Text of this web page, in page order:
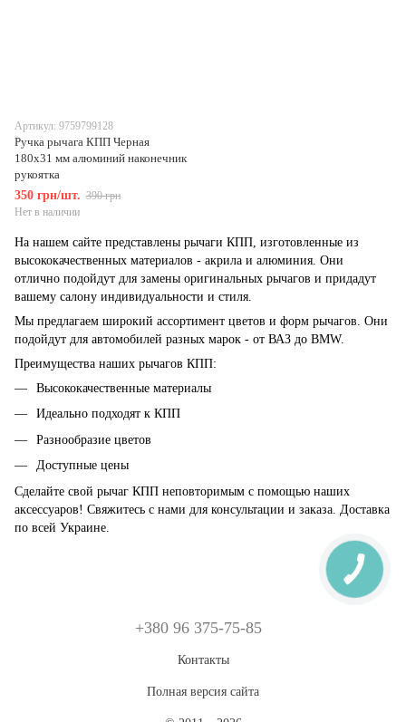
Артикул: 9759799128
Ручка рычага КПП Черная
180х31 мм алюминий наконечник
рукоятка
350 грн/шт. 390 грн
Нет в наличии
На нашем сайте представлены рычаги КПП, изготовленные из
высококачественных материалов - акрила и алюминия. Они
отлично подойдут для замены оригинальных рычагов и придадут
вашему салону индивидуальности и стиля.
Мы предлагаем широкий ассортимент цветов и форм рычагов. Они
подойдут для автомобилей разных марок - от ВАЗ до BMW.
Преимущества наших рычагов КПП:
Высококачественные материалы
Идеально подходят к КПП
Разнообразие цветов
Доступные цены
Сделайте свой рычаг КПП неповторимым с помощью наших
аксессуаров! Свяжитесь с нами для консультации и заказа. Доставка
по всей Украине.
+380 96 375-75-85
Контакты
Полная версия сайта